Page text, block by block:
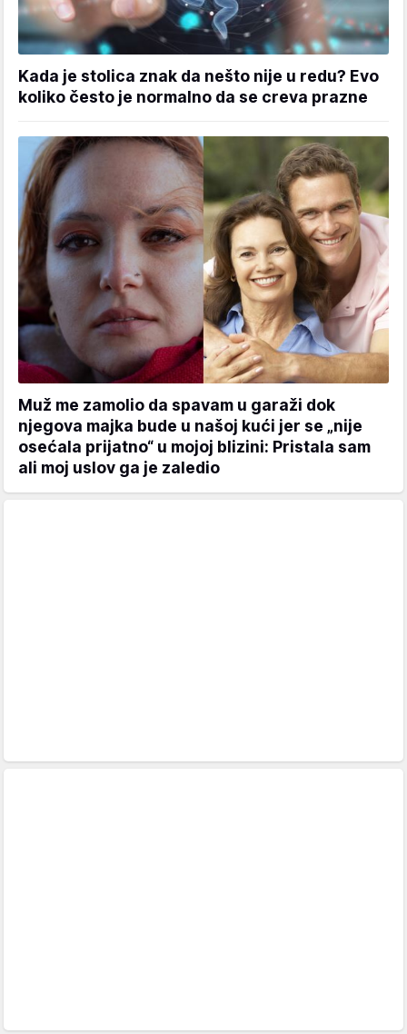
Kada je stolica znak da nešto nije u redu? Evo
koliko često je normalno da se creva prazne
Muž me zamolio da spavam u garaži dok
njegova majka bude u našoj kući jer se „nije
osećala prijatno“ u mojoj blizini: Pristala sam
ali moj uslov ga je zaledio